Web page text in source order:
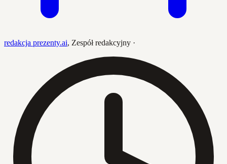
redakcja prezenty.ai, Zespół redakcyjny ·